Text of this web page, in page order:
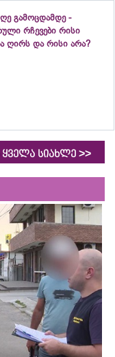
გამოცდამდე -
რჩევები რისი
ღირს და რისი არა?
სიახლე >>